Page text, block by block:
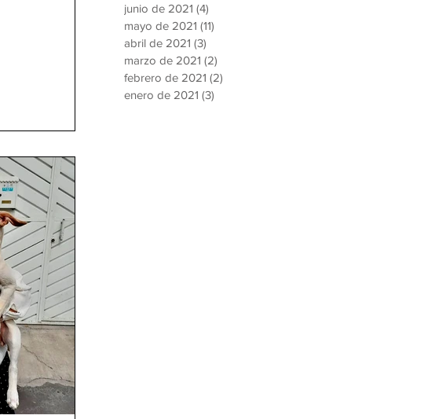
junio de 2021 (4)
mayo de 2021 (11)
abril de 2021 (3)
marzo de 2021 (2)
febrero de 2021 (2)
enero de 2021 (3)